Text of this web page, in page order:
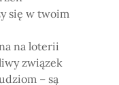
się w twoim
na loterii
związek
– są